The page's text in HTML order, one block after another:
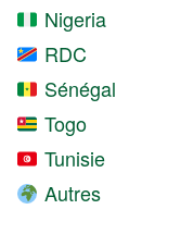
Nigeria
RDC
Sénégal
Togo
Tunisie
Autres